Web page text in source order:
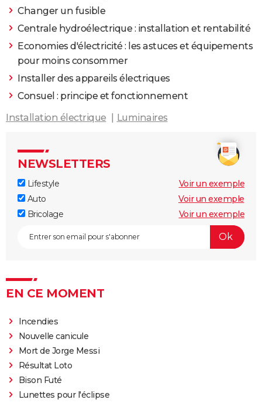
Changer un fusible
Centrale hydroélectrique : installation et rentabilité
Economies d'électricité : les astuces et équipements
pour moins consommer
Installer des appareils électriques
Consuel : principe et fonctionnement
Installation électrique
Luminaires
NEWSLETTERS
Lifestyle
Voir un exemple
Auto
Voir un exemple
Bricolage
Voir un exemple
EN CE MOMENT
Incendies
Nouvelle canicule
Mort de Jorge Messi
Résultat Loto
Bison Futé
Lunettes pour l'éclipse